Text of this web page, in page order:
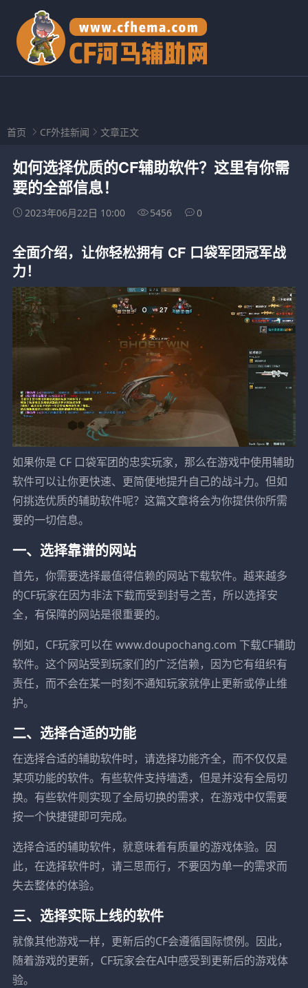
首页 CF外挂新闻 文章正文
如何选择优质的CF辅助软件？这里有你需
要的全部信息！
2023年06月22日 10:00 5456 0
全面介绍，让你轻松拥有 CF 口袋军团冠军战
力！
如果你是 CF 口袋军团的忠实玩家，那么在游戏中使用辅助
软件可以让你更快速、更简便地提升自己的战斗力。但如
何挑选优质的辅助软件呢？这篇文章将会为你提供你所需
要的一切信息。
一、选择靠谱的网站
首先，你需要选择最值得信赖的网站下载软件。越来越多
的CF玩家在因为非法下载而受到封号之苦，所以选择安
全，有保障的网站是很重要的。
例如，CF玩家可以在 www.doupochang.com 下载CF辅助
软件。这个网站受到玩家们的广泛信赖，因为它有组织有
责任，而不会在某一时刻不通知玩家就停止更新或停止维
护。
二、选择合适的功能
在选择合适的辅助软件时，请选择功能齐全，而不仅仅是
某项功能的软件。有些软件支持墙透，但是并没有全局切
换。有些软件则实现了全局切换的需求，在游戏中仅需要
按一个快捷键即可完成。
选择合适的辅助软件，就意味着有质量的游戏体验。因
此，在选择软件时，请三思而行，不要因为单一的需求而
失去整体的体验。
三、选择实际上线的软件
就像其他游戏一样，更新后的CF会遵循国际惯例。因此，
随着游戏的更新，CF玩家会在AI中感受到更新后的游戏体
验。